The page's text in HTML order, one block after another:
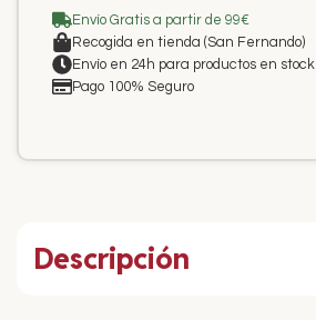
Envío Gratis a partir de 99€
Recogida en tienda (San Fernando)
Envío en 24h para productos en stock
Pago 100% Seguro
Descripción